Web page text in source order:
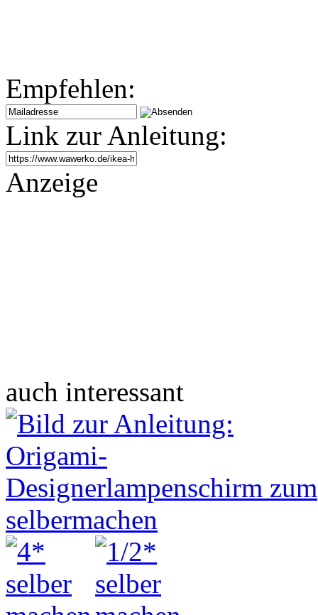
Empfehlen:
Link zur Anleitung:
Anzeige
auch interessant